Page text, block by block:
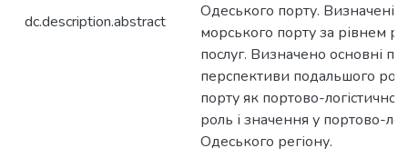
dc.description.abstract
Одеського порту. Визначені
морського порту за рівнем
послуг. Визначено основні
перспективи подальшого
порту як портово-
роль і значення у портово-
Одеського регіону.